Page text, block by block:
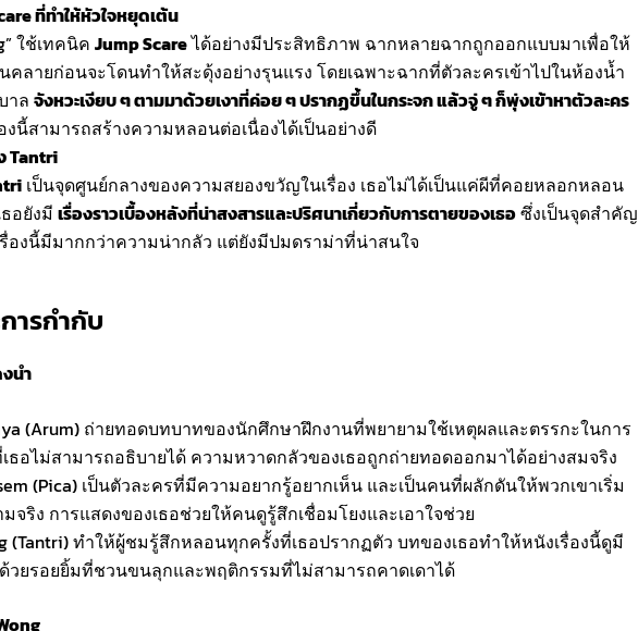
ที่ทำให้หัวใจหยุดเต้น
ใช้เทคนิค Jump Scareได้อย่างมีประสิทธิภาพ ฉากหลายฉากถูกออกแบบมาเพื่อให้
คลายก่อนจะโดนทำให้สะดุ้งอย่างรุนแรง โดยเฉพาะฉากที่ตัวละครเข้าไปในห้องน้ำ
าล จังหวะเงียบ ๆ ตามมาด้วยเงาที่ค่อย ๆ ปรากฏขึ้นในกระจก แล้วจู่ ๆ ก็พุ่งเข้าหาตัวละคร
งนี้สามารถสร้างความหลอนต่อเนื่องได้เป็นอย่างดี
เป็นจุดศูนย์กลางของความสยองขวัญในเรื่อง เธอไม่ได้เป็นแค่ผีที่คอยหลอกหลอน
อยังมี เรื่องราวเบื้องหลังที่น่าสงสารและปริศนาเกี่ยวกับการตายของเธอซึ่งเป็นจุดสำคัญ
องนี้มีมากกว่าความน่ากลัว แต่ยังมีปมดราม่าที่น่าสนใจ
ารกำกับ
นำ
(Arum) ถ่ายทอดบทบาทของนักศึกษาฝึกงานที่พยายามใช้เหตุผลและตรรกะในการ
ธอไม่สามารถอธิบายได้ ความหวาดกลัวของเธอถูกถ่ายทอดออกมาได้อย่างสมจริง
(Pica) เป็นตัวละครที่มีความอยากรู้อยากเห็น และเป็นคนที่ผลักดันให้พวกเขาเริ่ม
จริง การแสดงของเธอช่วยให้คนดูรู้สึกเชื่อมโยงและเอาใจช่วย
(Tantri) ทำให้ผู้ชมรู้สึกหลอนทุกครั้งที่เธอปรากฏตัว บทของเธอทำให้หนังเรื่องนี้ดูมี
วยรอยยิ้มที่ชวนขนลุกและพฤติกรรมที่ไม่สามารถคาดเดาได้